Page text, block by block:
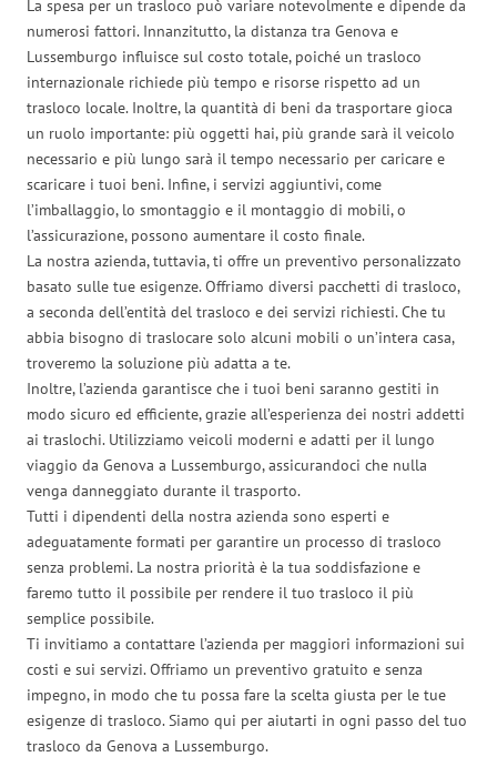
La spesa per un trasloco può variare notevolmente e dipende da
numerosi fattori. Innanzitutto, la distanza tra Genova e
Lussemburgo influisce sul costo totale, poiché un trasloco
internazionale richiede più tempo e risorse rispetto ad un
trasloco locale. Inoltre, la quantità di beni da trasportare gioca
un ruolo importante: più oggetti hai, più grande sarà il veicolo
necessario e più lungo sarà il tempo necessario per caricare e
scaricare i tuoi beni. Infine, i servizi aggiuntivi, come
l’imballaggio, lo smontaggio e il montaggio di mobili, o
l’assicurazione, possono aumentare il costo finale.
La nostra azienda, tuttavia, ti offre un preventivo personalizzato
basato sulle tue esigenze. Offriamo diversi pacchetti di trasloco,
a seconda dell’entità del trasloco e dei servizi richiesti. Che tu
abbia bisogno di traslocare solo alcuni mobili o un’intera casa,
troveremo la soluzione più adatta a te.
Inoltre, l’azienda garantisce che i tuoi beni saranno gestiti in
modo sicuro ed efficiente, grazie all’esperienza dei nostri addetti
ai traslochi. Utilizziamo veicoli moderni e adatti per il lungo
viaggio da Genova a Lussemburgo, assicurandoci che nulla
venga danneggiato durante il trasporto.
Tutti i dipendenti della nostra azienda sono esperti e
adeguatamente formati per garantire un processo di trasloco
senza problemi. La nostra priorità è la tua soddisfazione e
faremo tutto il possibile per rendere il tuo trasloco il più
semplice possibile.
Ti invitiamo a contattare l’azienda per maggiori informazioni sui
costi e sui servizi. Offriamo un preventivo gratuito e senza
impegno, in modo che tu possa fare la scelta giusta per le tue
esigenze di trasloco. Siamo qui per aiutarti in ogni passo del tuo
trasloco da Genova a Lussemburgo.